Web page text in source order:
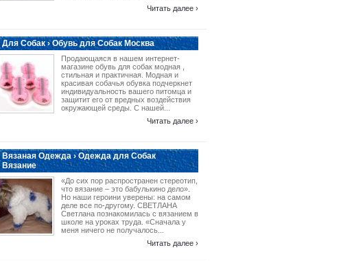
Читать далее ›
Для Собак › Обувь для Собак Москва
Продающаяся в нашем интернет-
магазине обувь для собак модная ,
стильная и практичная. Модная и
красивая собачья обувка подчеркнет
индивидуальность вашего питомца и
защитит его от вредных воздействия
окружающей среды. С нашей...
Читать далее ›
Вязаная Одежда › Одежда для Собак
Вязание
«До сих пор распространен стереотип,
что вязание – это бабулькино дело».
Но наши героини уверены: на самом
деле все по-другому. СВЕТЛАНА
Светлана познакомилась с вязанием в
школе на уроках труда. «Сначала у
меня ничего не получалось...
Читать далее ›